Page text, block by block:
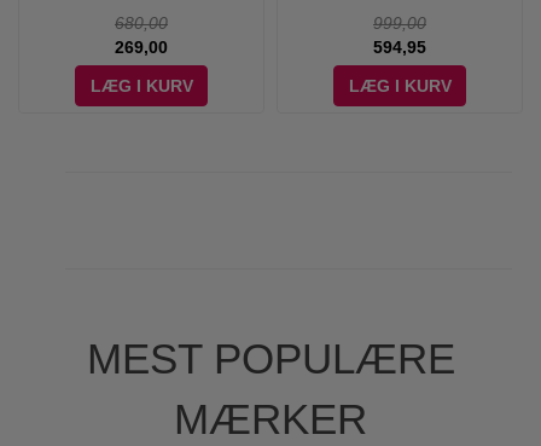
680,00
269,00
LÆG I KURV
999,00
594,95
LÆG I KURV
MEST POPULÆRE
MÆRKER